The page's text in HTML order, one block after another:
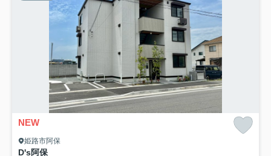
NEW
姫路市阿保
D's阿保